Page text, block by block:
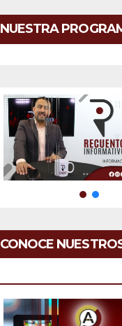
NUESTRA
CONOCE